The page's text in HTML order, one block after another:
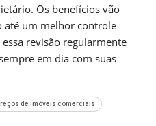
Os benefícios vão
até um melhor controle
revisão regularmente
em dia com suas
de imóveis comerciais